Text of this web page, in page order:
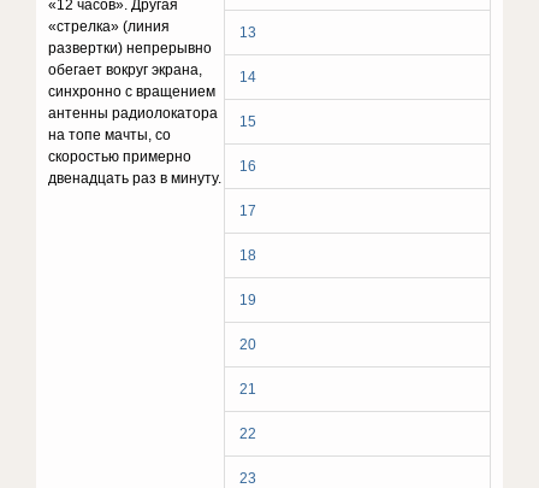
13
14
15
16
17
18
19
20
21
22
23
«12 часов». Другая
«стрелка» (линия
развертки) непрерывно
обегает вокруг экрана,
синхронно с вращением
антенны радиолокатора
на топе мачты, со
скоростью примерно
двенадцать раз в минуту.